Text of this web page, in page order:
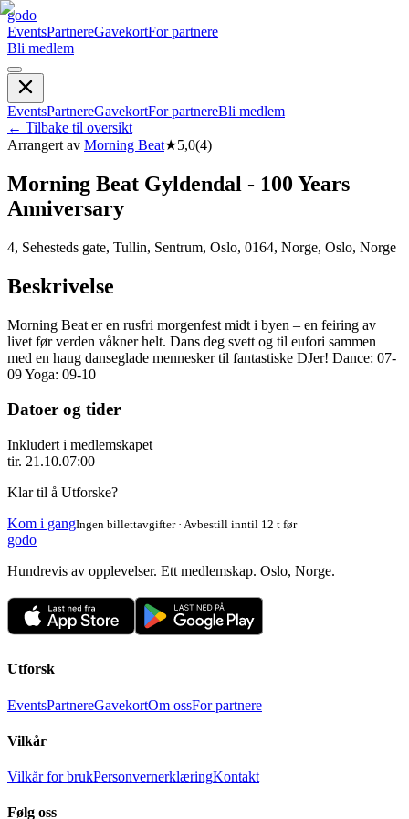
godo
EventsPartnereGavekortFor partnere
Bli medlem
EventsPartnereGavekortFor partnereBli medlem
← Tilbake til oversikt
Arrangert av Morning Beat★5,0(4)
Morning Beat Gyldendal - 100 Years
Anniversary
4, Sehesteds gate, Tullin, Sentrum, Oslo, 0164, Norge, Oslo, Norge
Beskrivelse
Morning Beat er en rusfri morgenfest midt i byen – en feiring av
livet før verden våkner helt. Dans deg svett og til eufori sammen
med en haug danseglade mennesker til fantastiske DJer! Dance: 07-
09 Yoga: 09-10
Datoer og tider
Inkludert i medlemskapet
tir. 21.10.07:00
Klar til å Utforske?
Kom i gangIngen billettavgifter · Avbestill inntil 12 t før
godo
Hundrevis av opplevelser. Ett medlemskap. Oslo, Norge.
Utforsk
EventsPartnereGavekortOm ossFor partnere
Vilkår
Vilkår for brukPersonvernerklæringKontakt
Følg oss